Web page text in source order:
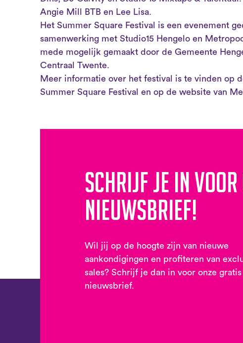
Angie Mill BTB en Lee Lisa.
Het Summer Square Festival is een evenement
samenwerking met Studio15 Hengelo en
mede mogelijk gemaakt door de Gemeente
Centraal Twente.
Meer informatie over het festival is te vinden op
Summer Square Festival en op de website van
Schrijf je in voor
nieuwsbrief!
Wil jij op de hoogte zijn van nieuwe
aankondigingen en profiteren van
sales? Schrijf je dan in voor onze gratis
nieuwsbrief.